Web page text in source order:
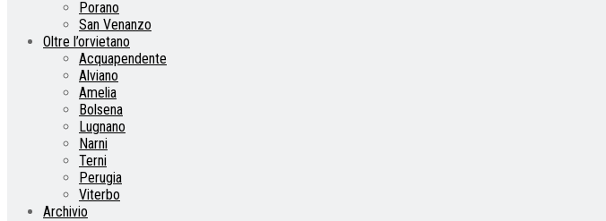
Porano
San Venanzo
Oltre l’orvietano
Acquapendente
Alviano
Amelia
Bolsena
Lugnano
Narni
Terni
Perugia
Viterbo
Archivio